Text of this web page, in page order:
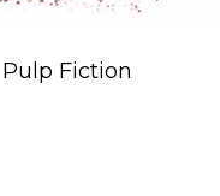
Pulp Fiction